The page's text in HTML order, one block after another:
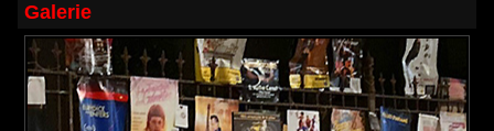
Galerie